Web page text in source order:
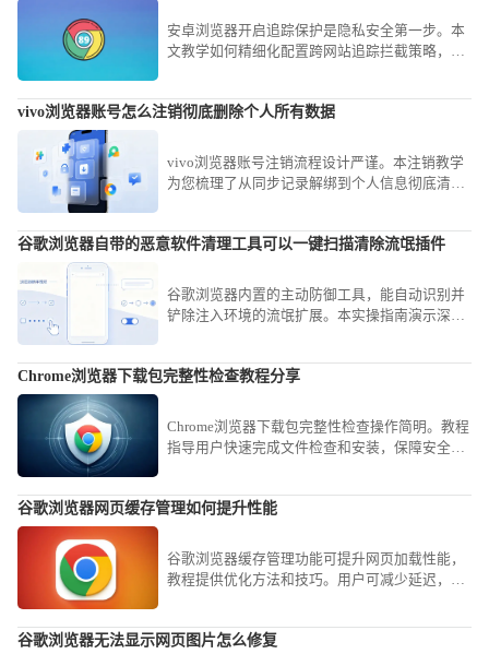
安卓浏览器开启追踪保护是隐私安全第一步。本
文教学如何精细化配置跨网站追踪拦截策略，防
vivo浏览器账号怎么注销彻底删除个人所有数据
vivo浏览器账号注销流程设计严谨。本注销教学
为您梳理了从同步记录解绑到个人信息彻底清空
谷歌浏览器自带的恶意软件清理工具可以一键扫描清除流氓插件
谷歌浏览器内置的主动防御工具，能自动识别并
铲除注入环境的流氓扩展。本实操指南演示深度
Chrome浏览器下载包完整性检查教程分享
Chrome浏览器下载包完整性检查操作简明。教程
指导用户快速完成文件检查和安装，保障安全，
谷歌浏览器网页缓存管理如何提升性能
谷歌浏览器缓存管理功能可提升网页加载性能，
教程提供优化方法和技巧。用户可减少延迟，实
谷歌浏览器无法显示网页图片怎么修复